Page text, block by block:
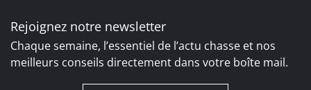
Rejoignez notre newsletter
Chaque semaine, l’essentiel de l’actu chasse et nos
meilleurs conseils directement dans votre boîte mail.